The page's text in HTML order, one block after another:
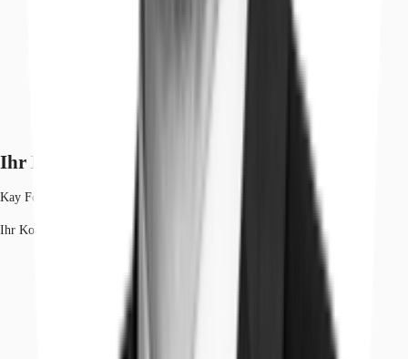
Ihr Kontakt
Kay Förster
Ihr Kontakt